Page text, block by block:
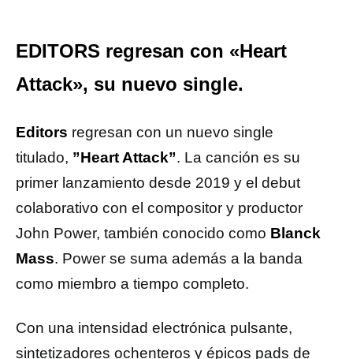
EDITORS regresan con «Heart
Attack», su nuevo single.
Editors regresan con un nuevo single
titulado, ”Heart Attack”. La canción es su
primer lanzamiento desde 2019 y el debut
colaborativo con el compositor y productor
John Power, también conocido como Blanck
Mass. Power se suma además a la banda
como miembro a tiempo completo.
Con una intensidad electrónica pulsante,
sintetizadores ochenteros y épicos pads de